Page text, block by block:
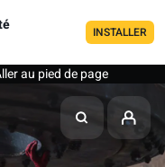
INSTALLER
au pied de page